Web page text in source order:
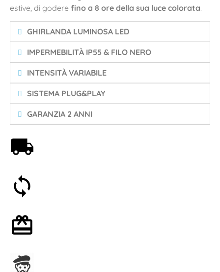
estive, di godere fino a 8 ore della sua luce colorata.
GHIRLANDA LUMINOSA LED
IMPERMEBILITÀ IP55 & FILO NERO
INTENSITÀ VARIABILE
SISTEMA PLUG&PLAY
GARANZIA 2 ANNI